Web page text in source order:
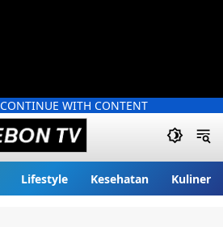
WITH CONTENT
Lifestyle Kesehatan Kuliner